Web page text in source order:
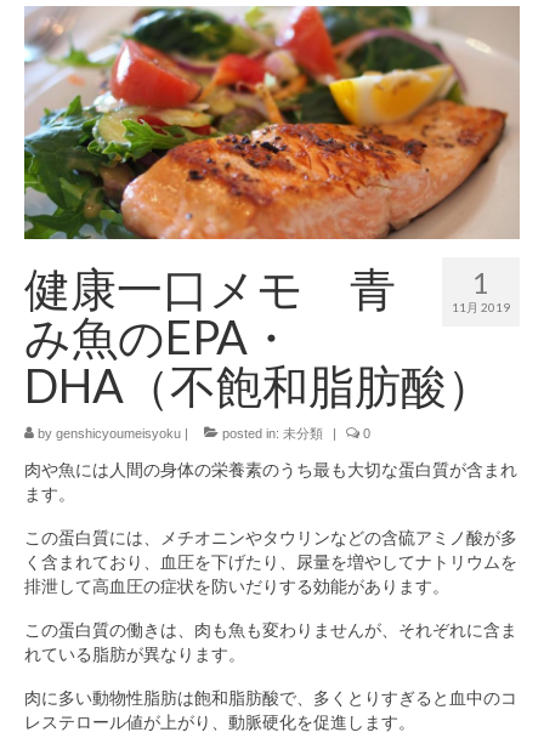
1
11月 2019
健康一口メモ 青
み魚のEPA・
DHA（不飽和脂肪酸）
by genshicyoumeisyoku | posted in: 未分類 | 0
肉や魚には人間の身体の栄養素のうち最も大切な蛋白質が含まれ
ます。
この蛋白質には、メチオニンやタウリンなどの含硫アミノ酸が多
く含まれており、血圧を下げたり、尿量を増やしてナトリウムを
排泄して高血圧の症状を防いだりする効能があります。
この蛋白質の働きは、肉も魚も変わりませんが、それぞれに含ま
れている脂肪が異なります。
肉に多い動物性脂肪は飽和脂肪酸で、多くとりすぎると血中のコ
レステロール値が上がり、動脈硬化を促進します。